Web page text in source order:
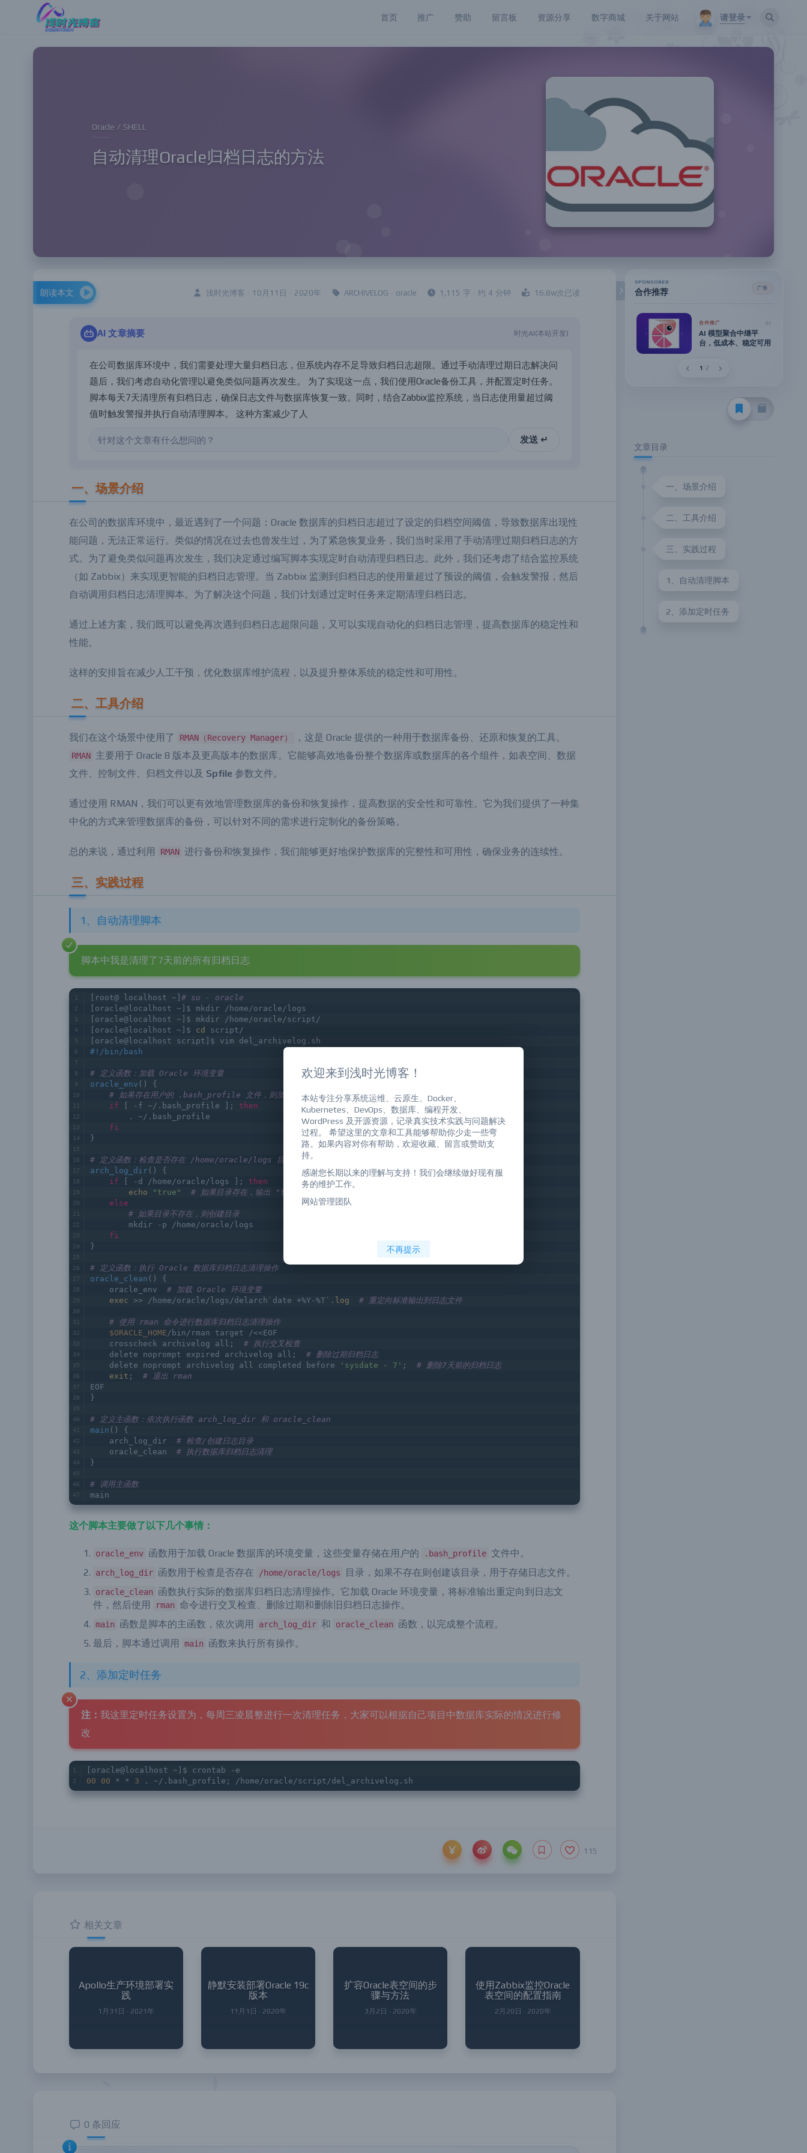
首页 推广 赞助 留言板 资源分享 数字商城 关于网站 请登录
Oracle / SHELL
自动清理Oracle归档日志的方法
浅时光博客 · 10月11日 · 2020年 ARCHIVELOG · oracle 1,115 字 · 约 4 分钟 16.8w次已读
朗读本文
AI 文章摘要 时光AI(本站开发)
在公司 数据库环境中 ， 我们需要处理大量归档日志 ， 但系统内存不足导致归档日志超限 。 通过手动清理过期日志解决问
题后 ， 我们考虑自动化管理 以避免类似问题再次发生 。 为了实现这一点 ， 我们使用Oracle备份工具 ， 并配置定时任务。
脚本每天7天清理所有归档日志 ， 确保日志文件与数据库恢复一致。 同 时 ， 结合Zabbix监控系统 ， 当 日志使用量超过阈
值时触发警报并执行自动清理脚本。 这种方案减少了 人
一、场景介绍
在公司的数据库环境中，最近遇到了一个问题：Oracle 数据库的归档日志超过了设定的归档空间阈值，导致数据库出现性
能问题，无法正常运行。类似的情况在过去也曾发生过，为了紧急恢复业务，我们当时采用了手动清理过期归档日志的方
式。为了避免类似问题再次发生，我们决定通过编写脚本实现定时自动清理归档日志。此外，我们还考虑了结合监控系统
（如 Zabbix）来实现更智能的归档日志管理。当 Zabbix 监测到归档日志的使用量超过了预设的阈值，会触发警报，然后
通过上述方案，我们既可以避免再次遇到归档日志超限问题，又可以实现自动化的归档日志管理，提高数据库的稳定性和
二、工具介绍
我们在这个场景中使用了 RMAN（Recovery Manager） ，这是 Oracle 提供的一种用于数据库备份、还原和恢复的工具。
RMAN
主要用于 Oracle 8 版本及更高版本的数据库。它能够高效地备份整个数据库或数据库的各个组件，如表空间、数据
通过使用 RMAN，我们可以更有效地管理数据库的备份和恢复操作，提高数据的安全性和可靠性。它为我们提供了一种集
三、实践过程
脚本中我是清理了7天前的所有归档日志
[root@ localhost ~]
# su - oracle
[oracle@localhost ~]$ mkdir /home/oracle/logs
[oracle@localhost ~]$ mkdir /home/oracle/script/
[oracle@localhost ~]$ cd script/
[oracle@localhost script]$ vim del_archivelog.sh
#!/bin/bash
# 定义函数：加载 Oracle 环境变量
oracle_env() {
# 如果存在用户的 .bash_profile 文件，则加载其中的环境变量配置
if
[ -f ~/.bash_profile ];
        . ~/.bash_profile
# 定义函数：检查是否存在 /home/oracle/logs 目录，如果不存在则创建
arch_log_dir () {
if
[ -d /home/oracle/logs ]; then
echo
"true"
# 如果目录存在，输出 "true"
# 如果目录不存在，则创建目录
        mkdir -p /home/oracle/logs
# 定义函数：执行 Oracle 数据库归档日志清理操作
oracle_clean () {
    oracle_env
# 加载 Oracle 环境变量
exec >> /home/oracle/logs/delarch`date +%Y-%T`.
# 使用 rman 命令进行数据库归档日志清理操作
$ORACLE_HOME /bin/rman target /<<EOF
    crosscheck archivelog all;
# 执行交叉检查
    delete noprompt expired archivelog all;
# 删除过期归档日志
    delete noprompt archivelog all completed before
EOF
# 定义主函数：依次执行函数 arch_log_dir 和 oracle_clean
() {
    arch_log_dir
# 检查/创建日志目录
    oracle_clean
# 调用主函数
oracle_env 函数用于加载 Oracle 数据库的环境变量，这些变量存储在用户的 .bash_profile 文件中。
arch_log_dir 函数用于检查是否存在 /home/oracle/logs 目录，如果不存在则创建该目录，用于存储日志文件。
oracle_clean
函数执行实际的数据库归档日志清理操作。它加载 Oracle 环境变量，将标准输出重定向到日志文
件，然后使用 rman 命令进行交叉检查、删除过期和删除旧归档日志操作。
main 函数是脚本的主函数，依次调用 arch_log_dir
注：
改
[oracle@localhost ~]$ crontab -e
相关文章
Apollo生产环境部署实
践
静默安装部署Oracle 19c
版本
扩容Oracle表空间的步
骤与方法
使用Zabbix监控Oracle
表空间的配置指南
0 条回应
SPONSORED
合作推荐 广告
AI 模型聚合中继平
AIHUB中转，聚合十
几家源头持续监控。
让大家用上便宜且相对稳定的
2 2
文章目录
一、场景介绍
二、工具介绍
三、实践过程
1、自动清理脚本
2、添加定时任务
欢迎来到浅时光博客！
本站专注分享系统运维、云原生、Docker、
Kubernetes、DevOps、数据库、编程开发、
WordPress 及开源资源，记录真实技术实践与问题解决
过程。 希望这里的文章和工具能够帮助你少走一些弯
路。如果内容对你有帮助，欢迎收藏、留言或赞助支
持。
感谢您长期以来的理解与支持！我们会继续做好现有服
务的维护工作。
网站管理团队
不再提示